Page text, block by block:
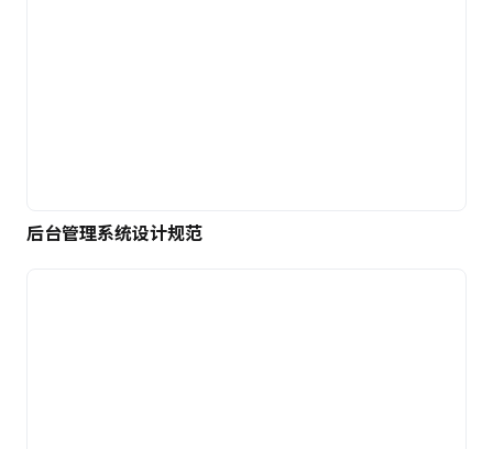
后台管理系统设计规范